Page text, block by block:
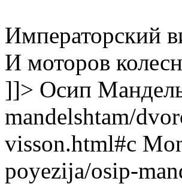
Императорский
И моторов
]]> Осип
mandelshtam/
visson.html#c
poyezija/osip-